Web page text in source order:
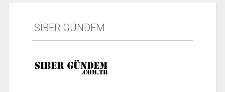
SİBER GÜNDEM